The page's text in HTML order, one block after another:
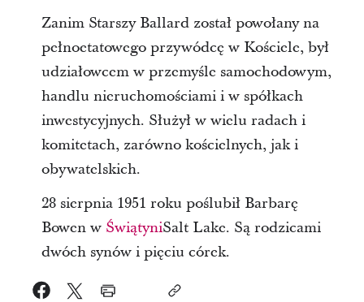
Zanim Starszy Ballard został powołany na
pełnoetatowego przywódcę w Kościele, był
udziałowcem w przemyśle samochodowym,
handlu nieruchomościami i w spółkach
inwestycyjnych. Służył w wielu radach i
komitetach, zarówno kościelnych, jak i
obywatelskich.
28 sierpnia 1951 roku poślubił Barbarę
Bowen w ŚwiątyniSalt Lake. Są rodzicami
dwóch synów i pięciu córek.